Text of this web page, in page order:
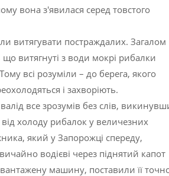
вона з'явилася серед товстого
витягувати постраждалих. Загалом
витягнуті з води мокрі рибалки
всі розуміли – до берега, якого
і захворіють.
все зрозумів без слів,
від холоду рибалок у величезних
який у Запорожці спереду,
водієві через піднятий капот
машину, поставили її